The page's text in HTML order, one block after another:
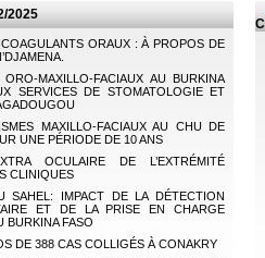
2025
ORAUX : À PROPOS DE
MAXILLO-FACIAUX AU BURKINA
SERVICES DE STOMATOLOGIE ET
MAXILLO-FACIAUX AU CHU DE
UNE PÉRIODE DE 10 ANS
OCULAIRE DE L’EXTRÉMITÉ
CLINIQUES
IMPACT DE LA DÉTECTION
ET DE LA PRISE EN CHARGE
BURKINA FASO
DE 388 CAS COLLIGÉS À CONAKRY